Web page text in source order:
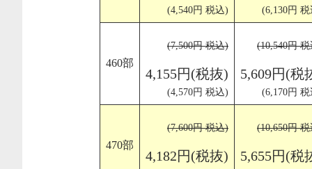
(4,540円 税込) (6,130円
460部
(7,500円 税込)
4,155円(税抜)
(4,570円 税込)
(10,540円
5,609円(税
(6,170円
470部
(7,600円 税込)
4,182円(税抜)
(10,650円
5,655円(税